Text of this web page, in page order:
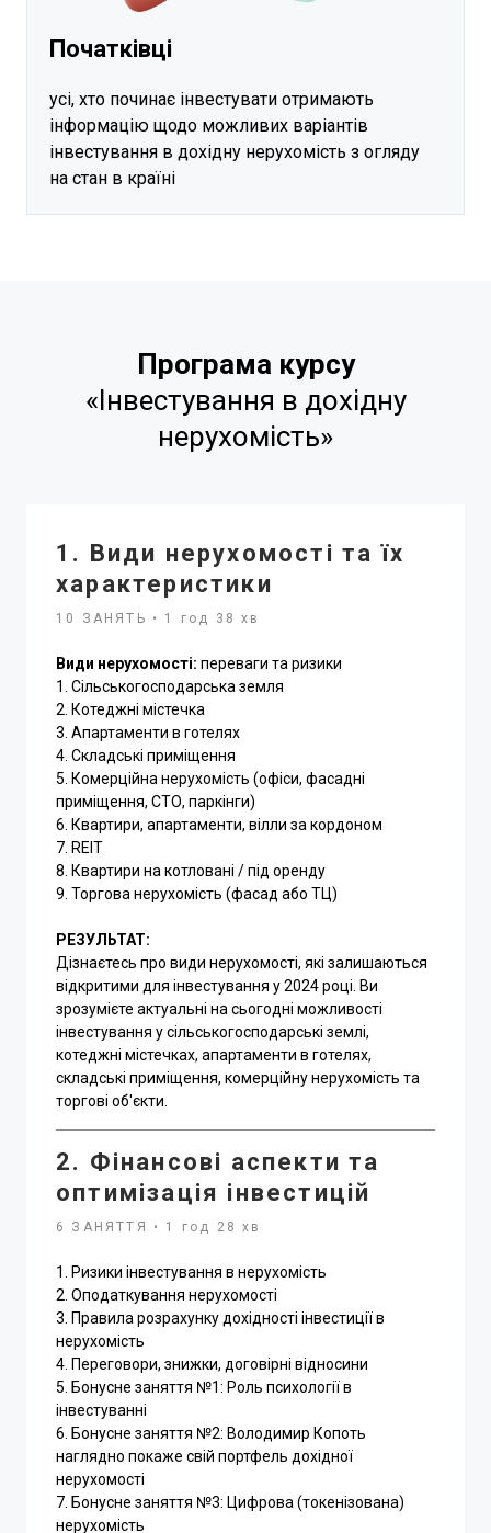
Початківці
усі, хто починає інвестувати отримають
інформацію щодо можливих варіантів
інвестування в дохідну нерухомість з огляду
на стан в країні
Програма курсу
«Інвестування в дохідну
нерухомість»
1. Види нерухомості та їх
характеристики
10 ЗАНЯТЬ • 1 год 38 хв
Види нерухомості: переваги та ризики
1. Сільськогосподарська земля
2. Котеджні містечка
3. Апартаменти в готелях
4. Складські приміщення
5. Комерційна нерухомість (офіси, фасадні
приміщення, СТО, паркінги)
6. Квартири, апартаменти, вілли за кордоном
7. REIT
8. Квартири на котловані / під оренду
9. Торгова нерухомість (фасад або ТЦ)
РЕЗУЛЬТАТ:
Дізнаєтесь про види нерухомості, які залишаються
відкритими для інвестування у 2024 році. Ви
зрозумієте актуальні на сьогодні можливості
інвестування у сільськогосподарські землі,
котеджні містечках, апартаменти в готелях,
складські приміщення, комерційну нерухомість та
торгові об'єкти.
2. Фінансові аспекти та
оптимізація інвестицій
6 ЗАНЯТТЯ • 1 год 28 хв
1. Ризики інвестування в нерухомість
2. Оподаткування нерухомості
3. Правила розрахунку дохідності інвестиції в
нерухомість
4. Переговори, знижки, договірні відносини
5. Бонусне заняття №1: Роль психології в
інвестуванні
6. Бонусне заняття №2: Володимир Копоть
наглядно покаже свій портфель дохідної
нерухомості
7. Бонусне заняття №3: Цифрова (токенізована)
нерухомість